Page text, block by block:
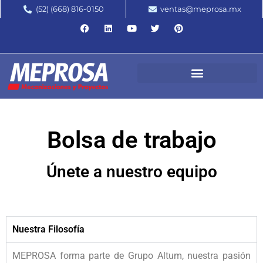
(52) (668) 816-0150 ventas@meprosa.mx
Bolsa de trabajo
Únete a nuestro equipo
Nuestra Filosofía
MEPROSA forma parte de Grupo Altum, nuestra pasión